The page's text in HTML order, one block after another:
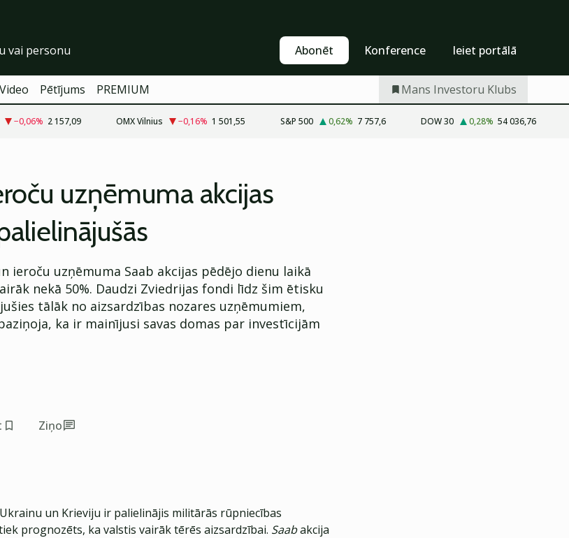
Abonēt Konference Ieiet portālā
Video Pētījums PREMIUM Mans Investoru Klubs
−0,06% 2 157,09 OMX Vilnius −0,16% 1 501,55 S&P 500 0,62% 7 757,6 DOW 30 0,28% 54 036,76
uzņēmuma akcijas
ieroču uzņēmuma Saab akcijas pēdējo dienu laikā
nekā 50%. Daudzi Zviedrijas fondi līdz šim ētisku
tālāk no aizsardzības nozares uzņēmumiem,
ka ir mainījusi savas domas par investīcijām
Ziņo
un Krieviju ir palielinājis militārās rūpniecības
prognozēts, ka valstis vairāk tērēs aizsardzībai. Saabakcija